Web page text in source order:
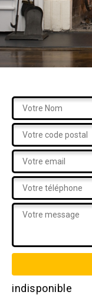
indisponible